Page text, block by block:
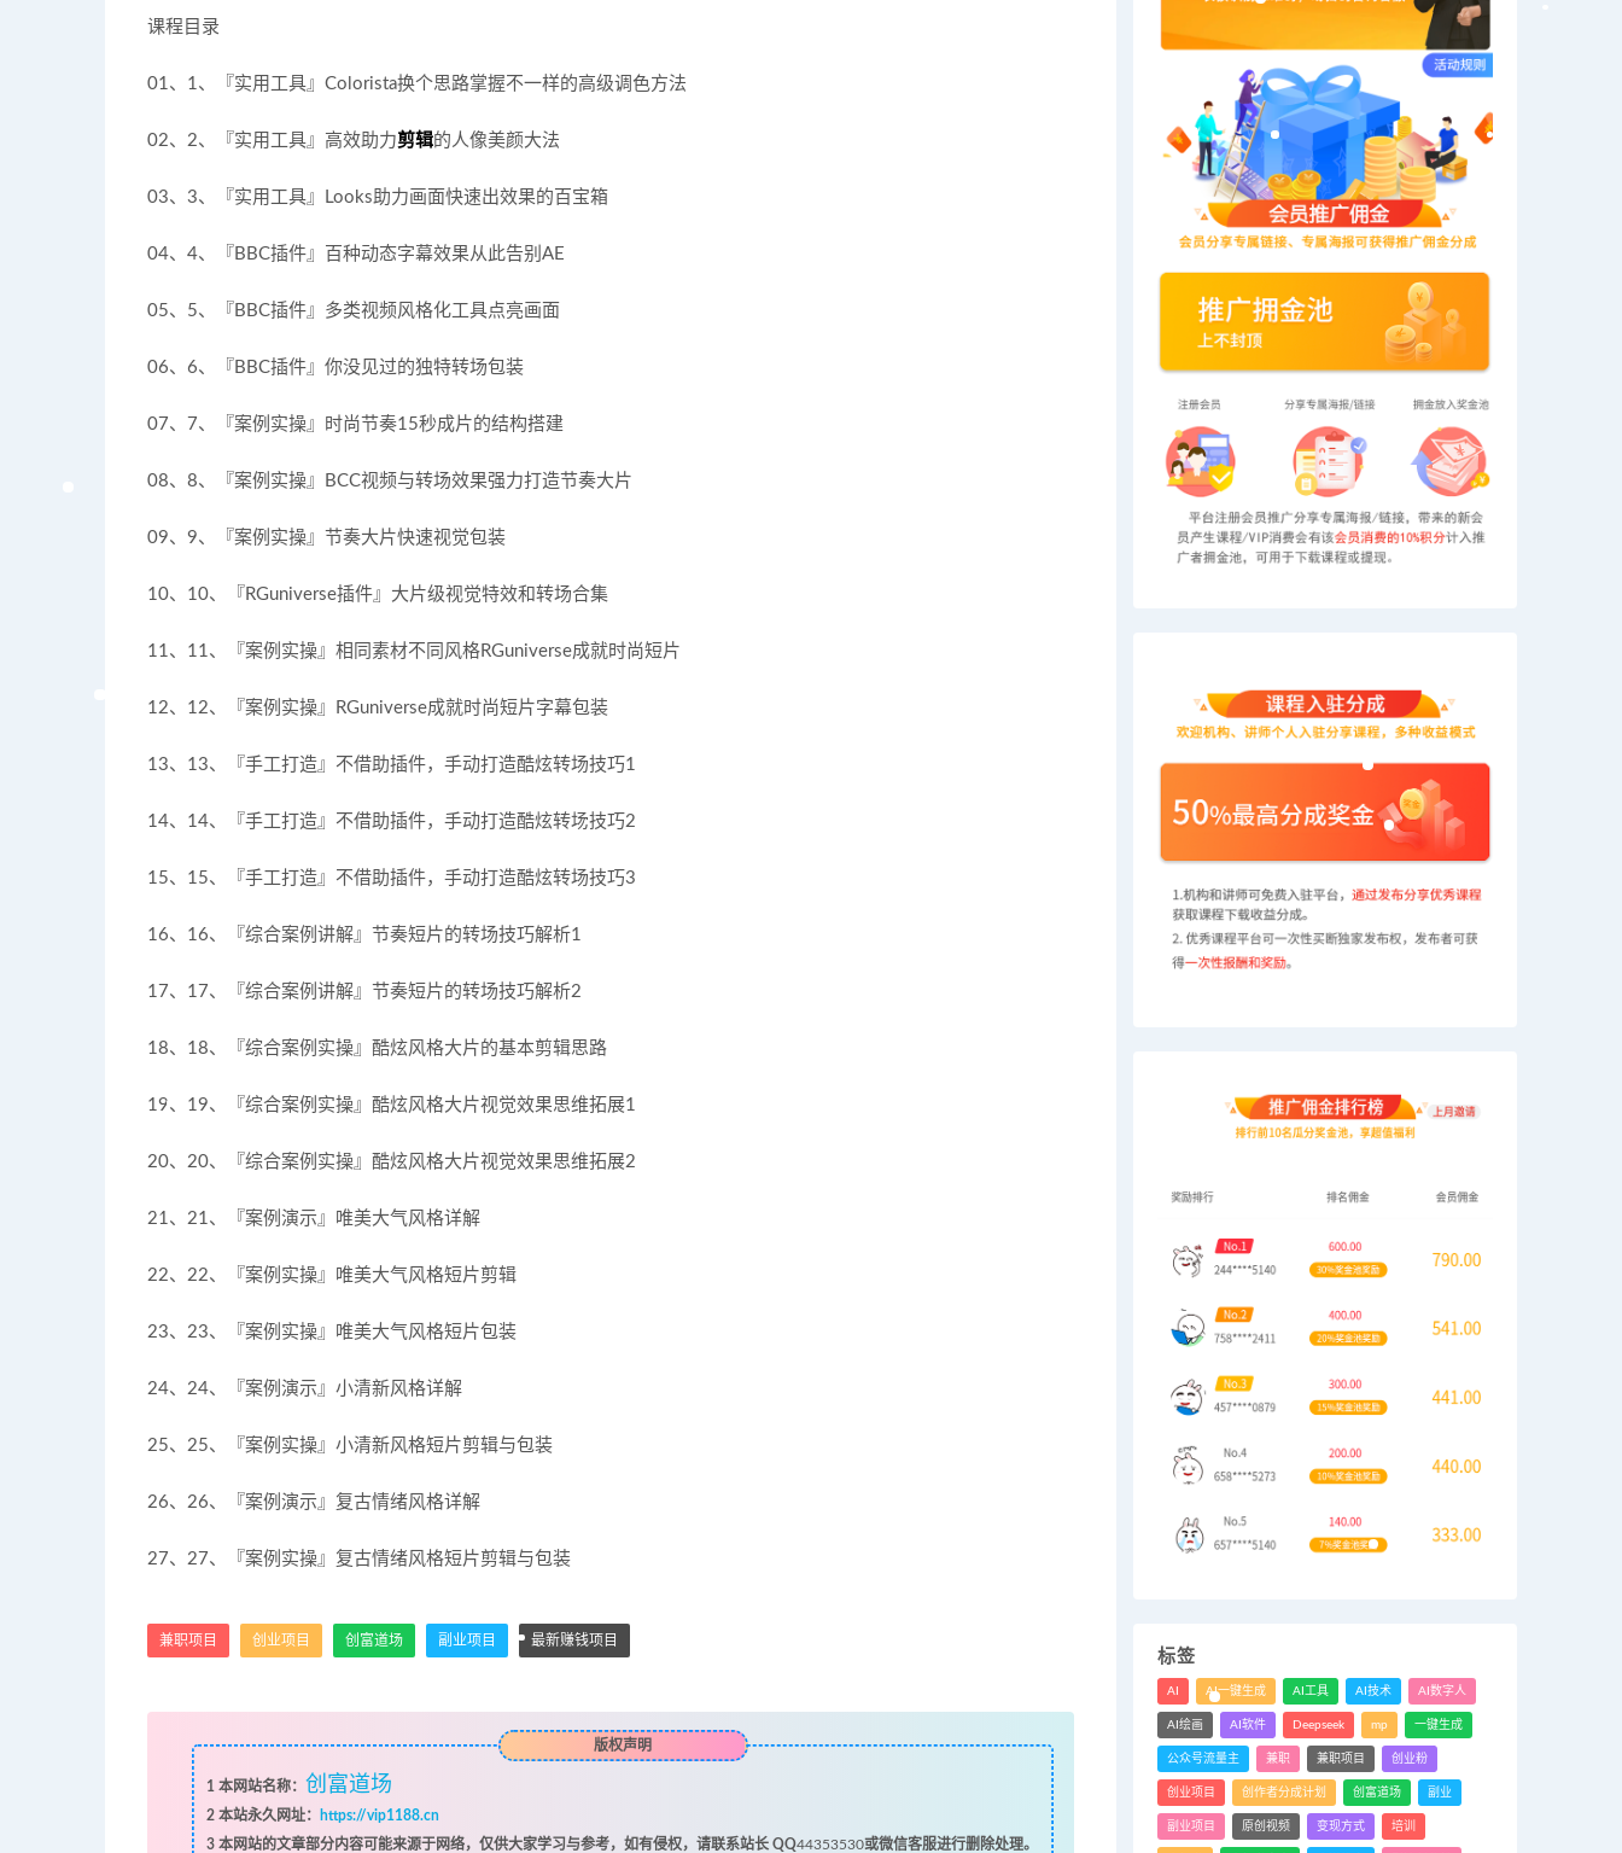
课程目录
01、1、『实用工具』Colorista换个思路掌握不一样的高级调色方法
02、2、『实用工具』高效助力剪辑的人像美颜大法
03、3、『实用工具』Looks助力画面快速出效果的百宝箱
04、4、『BBC插件』百种动态字幕效果从此告别AE
05、5、『BBC插件』多类视频风格化工具点亮画面
06、6、『BBC插件』你没见过的独特转场包装
07、7、『案例实操』时尚节奏15秒成片的结构搭建
08、8、『案例实操』BCC视频与转场效果强力打造节奏大片
09、9、『案例实操』节奏大片快速视觉包装
10、10、『RGuniverse插件』大片级视觉特效和转场合集
11、11、『案例实操』相同素材不同风格RGuniverse成就时尚短片
12、12、『案例实操』RGuniverse成就时尚短片字幕包装
13、13、『手工打造』不借助插件，手动打造酷炫转场技巧1
14、14、『手工打造』不借助插件，手动打造酷炫转场技巧2
15、15、『手工打造』不借助插件，手动打造酷炫转场技巧3
16、16、『综合案例讲解』节奏短片的转场技巧解析1
17、17、『综合案例讲解』节奏短片的转场技巧解析2
18、18、『综合案例实操』酷炫风格大片的基本剪辑思路
19、19、『综合案例实操』酷炫风格大片视觉效果思维拓展1
20、20、『综合案例实操』酷炫风格大片视觉效果思维拓展2
21、21、『案例演示』唯美大气风格详解
22、22、『案例实操』唯美大气风格短片剪辑
23、23、『案例实操』唯美大气风格短片包装
24、24、『案例演示』小清新风格详解
25、25、『案例实操』小清新风格短片剪辑与包装
26、26、『案例演示』复古情绪风格详解
27、27、『案例实操』复古情绪风格短片剪辑与包装
兼职项目 创业项目 创富道场 副业项目 最新赚钱项目
版权声明
1 本网站名称： 创富道场
2本站永久网址：
https://vip1188.cn
3本网站的文章部分内容可能来源于网络，仅供大家学习与参考，如有侵权，请联系站长 QQ44353530或微信客服进行删除处理。
标签
AI AI一键生成 AI工具 AI技术 AI数字人
AI绘画 AI软件 Deepseek mp 一键生成
公众号流量主 兼职 兼职项目 创业粉
创业项目 创作者分成计划 创富道场 副业
副业项目 原创视频 变现方式 培训